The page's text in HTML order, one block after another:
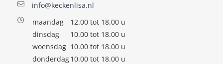
info@keckenlisa.nl
maandag
12.00 tot 18.00 u
dinsdag
10.00 tot 18.00 u
woensdag 10.00 tot 18.00 u
donderdag10.00 tot 18.00 u